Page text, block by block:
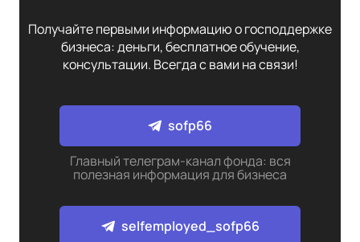
Получайте первыми информацию о господдержке
бизнеса: деньги, бесплатное обучение,
консультации. Всегда с вами на связи!
sofp66
Главный телеграм-канал фонда: вся
полезная информация для бизнеса
selfemployed_sofp66